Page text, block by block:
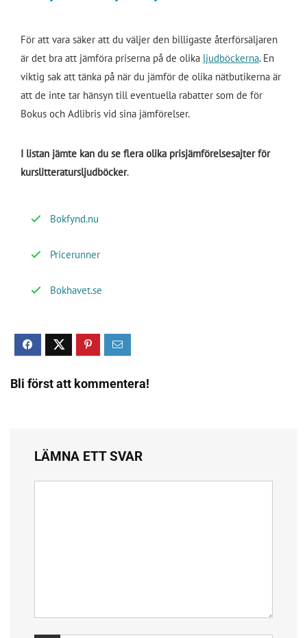
För att vara säker att du väljer den billigaste återförsäljaren
är det bra att jämföra priserna på de olika ljudböckerna. En
viktig sak att tänka på när du jämför de olika nätbutikerna är
att de inte tar hänsyn till eventuella rabatter som de för
Bokus och Adlibris vid sina jämförelser.
I listan jämte kan du se flera olika prisjämförelsesajter för
kurslitteratursljudböcker.
Bokfynd.nu
Pricerunner
Bokhavet.se
Bli först att kommentera!
LÄMNA ETT SVAR